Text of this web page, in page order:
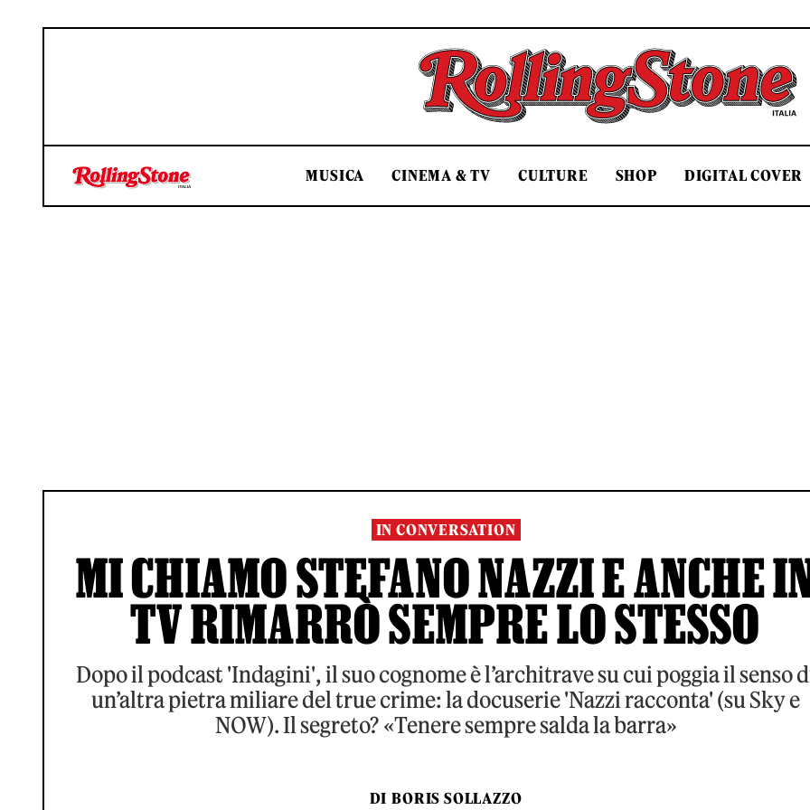
Rolling Stone Italia
MUSICA CINEMA & TV CULTURE SHOP DIGITAL COVER
IN CONVERSATION
MI CHIAMO STEFANO NAZZI E ANCHE
TV RIMARRÒ SEMPRE LO STESSO
Dopo il podcast 'Indagini', il suo cognome è l’architrave su cui poggia il senso
un’altra pietra miliare del true crime: la docuserie 'Nazzi racconta' (su Sky e
NOW). Il segreto? «Tenere sempre salda la barra»
DI BORIS SOLLAZZO